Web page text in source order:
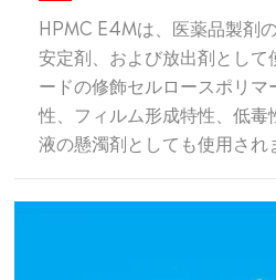
HPMC E4Mは、医薬品製剤
安定剤、および放出剤として
ードの修飾セルロースポリ
性、フィルム形成特性、低
液の懸濁剤としても使用され